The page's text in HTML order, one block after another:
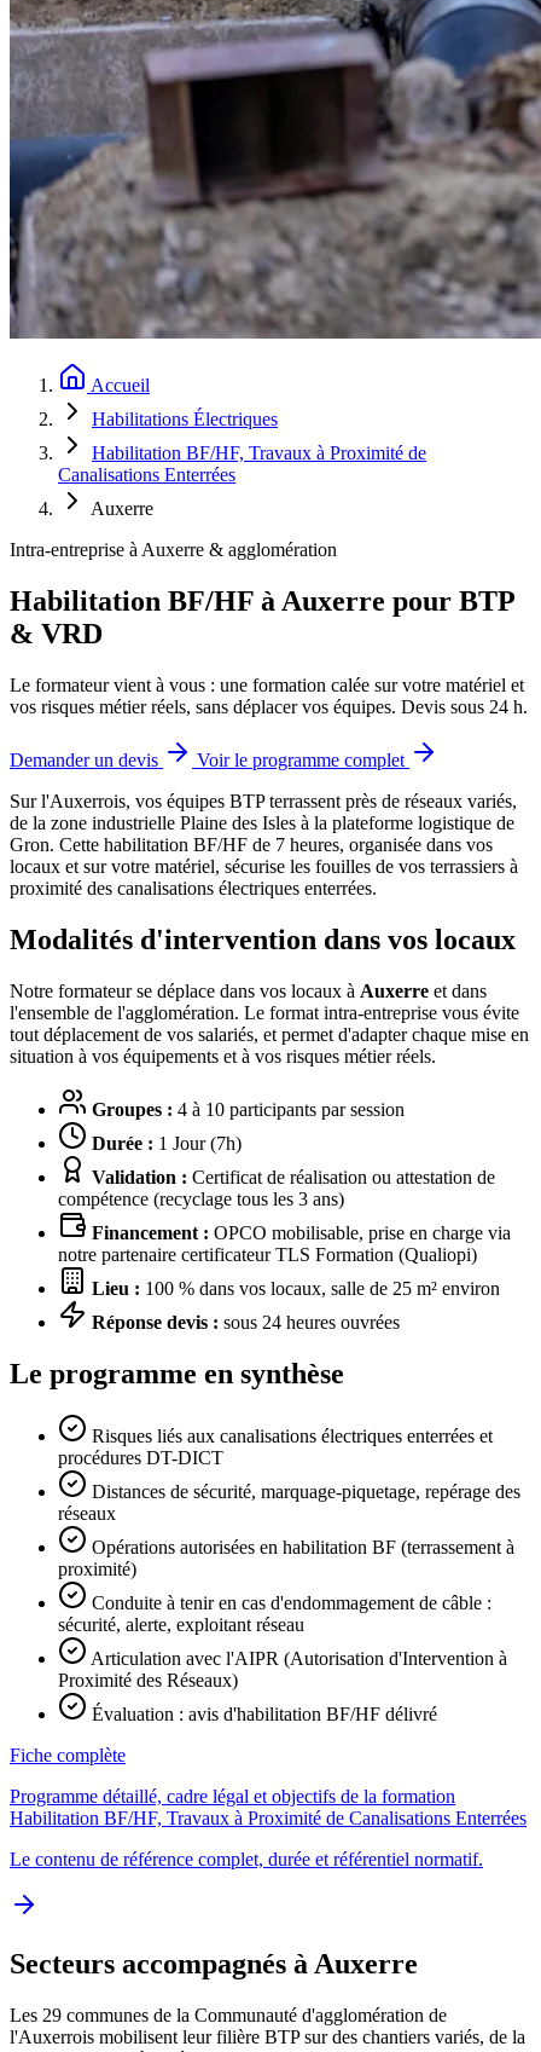
Accueil
Habilitations Électriques
Habilitation BF/HF, Travaux à Proximité de
Canalisations Enterrées
Auxerre
Intra-entreprise à Auxerre & agglomération
Habilitation BF/HF à Auxerre pour BTP
& VRD
Le formateur vient à vous : une formation calée sur votre matériel et
vos risques métier réels, sans déplacer vos équipes. Devis sous 24 h.
Demander un devis
Voir le programme complet
Sur l'Auxerrois, vos équipes BTP terrassent près de réseaux variés,
de la zone industrielle Plaine des Isles à la plateforme logistique de
Gron. Cette habilitation BF/HF de 7 heures, organisée dans vos
locaux et sur votre matériel, sécurise les fouilles de vos terrassiers à
proximité des canalisations électriques enterrées.
Modalités d'intervention dans vos locaux
Notre formateur se déplace dans vos locaux à Auxerre et dans
l'ensemble de l'agglomération. Le format intra-entreprise vous évite
tout déplacement de vos salariés, et permet d'adapter chaque mise en
situation à vos équipements et à vos risques métier réels.
Groupes : 4 à 10 participants par session
Durée : 1 Jour (7h)
Validation : Certificat de réalisation ou attestation de
compétence (recyclage tous les 3 ans)
Financement : OPCO mobilisable, prise en charge via
notre partenaire certificateur TLS Formation (Qualiopi)
Lieu : 100 % dans vos locaux, salle de 25 m² environ
Réponse devis : sous 24 heures ouvrées
Le programme en synthèse
Risques liés aux canalisations électriques enterrées et
procédures DT-DICT
Distances de sécurité, marquage-piquetage, repérage des
réseaux
Opérations autorisées en habilitation BF (terrassement à
proximité)
Conduite à tenir en cas d'endommagement de câble :
sécurité, alerte, exploitant réseau
Articulation avec l'AIPR (Autorisation d'Intervention à
Proximité des Réseaux)
Évaluation : avis d'habilitation BF/HF délivré
Fiche complète
Programme détaillé, cadre légal et objectifs de la formation
Habilitation BF/HF, Travaux à Proximité de Canalisations Enterrées
Le contenu de référence complet, durée et référentiel normatif.
Secteurs accompagnés à Auxerre
Les 29 communes de la Communauté d'agglomération de
l'Auxerrois mobilisent leur filière BTP sur des chantiers variés, de la